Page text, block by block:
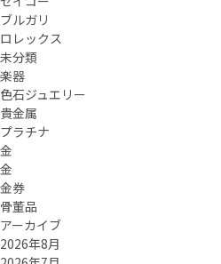
ブルガリ
ロレックス
未分類
楽器
色石ジュエリー
貴金属
プラチナ
金
金
金券
骨董品
アーカイブ
2026年8月